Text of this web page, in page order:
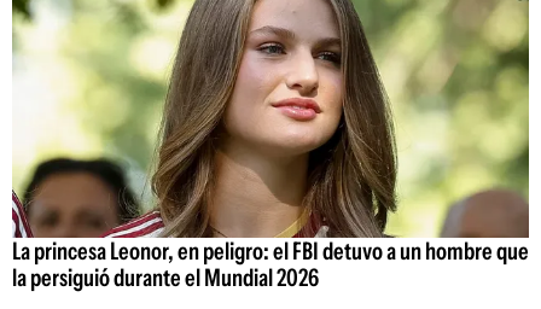
La princesa Leonor, en peligro: el FBI detuvo a un hombre que
la persiguió durante el Mundial 2026